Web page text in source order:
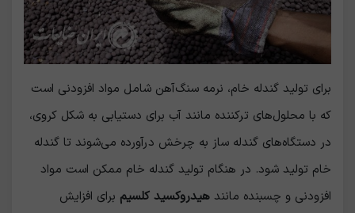
برای تولید گندله خام، نرمه سنگ‌آهن شامل مواد افزودنی است
که با محلول‌های ترکننده مانند آب برای دستیابی به شکل کروی،
در دستگاه‌های گندله ساز به چرخش درآورده می‌شوند تا گندله
خام تولید شود. در هنگام تولید گندله خام ممکن است مواد
افزودنی و چسبنده مانند هیدروکسید کلسیم برای افزایش